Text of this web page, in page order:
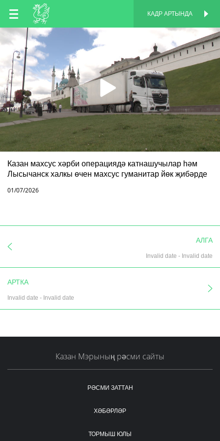
TT
RU
КАДР АРТЫНДА
Казан махсус хәрби операциядә катнашучылар һәм
Лысычанск халкы өчен махсус гуманитар йөк җибәрде
01/07/2026
АЛГА
Invalid date - Invalid date
АРТКА
Invalid date - Invalid date
Казан Мэрының рәсми сайты
РӘСМИ ЗАТТАН
ХӘБӘРЛӘР
ТОРМЫШ ЮЛЫ
КАДР АРТЫНДА